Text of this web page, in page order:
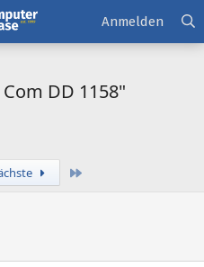
Anmelden
DD 1158"